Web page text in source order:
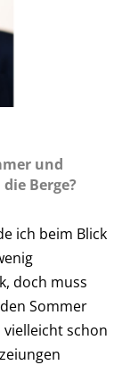
und
Berge?
ich beim Blick
doch muss
Sommer
vielleicht schon